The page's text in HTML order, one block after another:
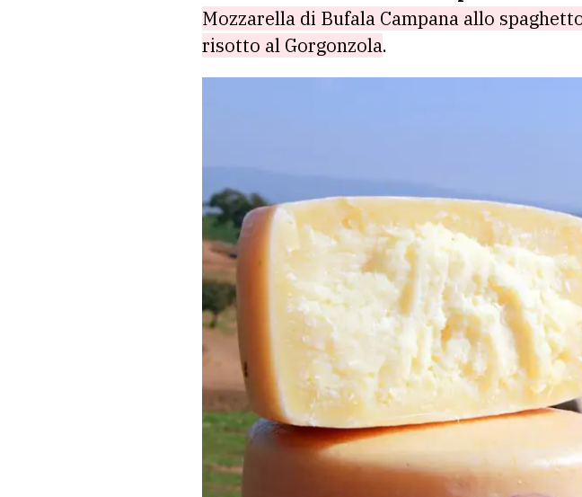
Mozzarella di Bufala Campana allo
risotto al Gorgonzola.